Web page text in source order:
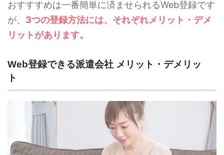
おすすすめは一番簡単に済ませられるWeb登録です
が、 3つの登録方法には、それぞれメリット・デメ
リットがあります。
Web登録できる派遣会社 メリット・デメリッ
ト